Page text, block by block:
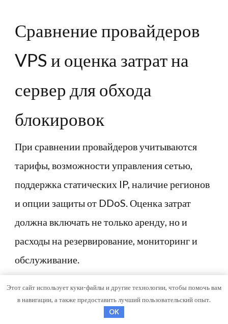
Сравнение провайдеров
VPS и оценка затрат на
сервер для обхода
блокировок
При сравнении провайдеров учитываются
тарифы, возможности управления сетью,
поддержка статических IP, наличие регионов
и опции защиты от DDoS. Оценка затрат
должна включать не только аренду, но и
расходы на резервирование, мониторинг и
обслуживание.
Рекомендации по
Этот сайт использует куки-файлы и другие технологии, чтобы помочь вам
в навигации, а также предоставить лучший пользовательский опыт.
OK